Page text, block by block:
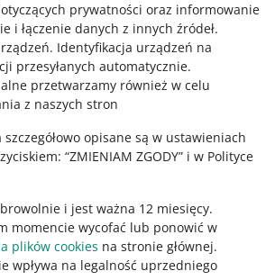
prywatności oraz informowanie
i łączenie danych z innych źródeł.
. Identyfikacja urządzeń na
przesyłanych automatycznie.
przetwarzamy również w celu
z naszych stron
opisane są w ustawieniach
“ZMIENIAM ZGODY” i w Polityce
i jest ważna 12 miesięcy.
momencie wycofać lub ponowić w
plików cookies na stronie głównej.
wpływa na legalność uprzedniego
Allegro Gadane